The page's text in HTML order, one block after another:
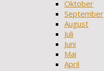
Oktober
September
August
Juli
Juni
Mai
April